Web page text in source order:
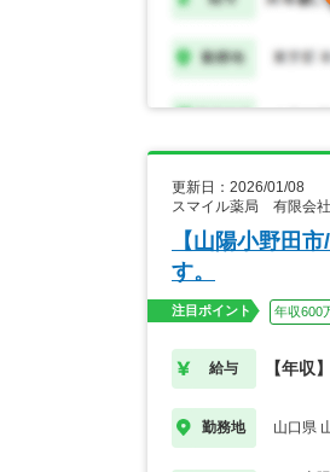
更新日：2026/01/08
スマイル薬局 有限会
【山陽小野田
す。
注目ポイント 年収600
給与 【年収
勤務地 山口県